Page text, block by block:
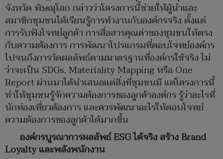
จังหวัด พิษณุโลก กล่าวว่าโครงการนี้ช่วยให้ผู้นำและ
สมาชิกชุมชนได้เรียนรู้การทำงานกับองค์กรจริง ตั้งแต่
การรับฟังโจทย์ลูกค้า การสื่อสารคุณค่าของชุมชนให้ตรง
กับความต้องการ การพัฒนาโปรแกรมที่ตอบโจทย์องค์กร
ไปจนถึงการวัดผลลัพธ์ตามมาตรฐานที่องค์กรใช้จริง ไม่
ว่าจะเป็น SDGs, Materiality Mapping หรือ One
Report ผ่านมาได้นำเสนอแต่สิ่งที่ชุมชนมี แต่โครงการนี้
ทำให้ชุมชนรู้จักความต้องการของลูกค้าองค์กร รู้ว่าอะไรที่
นักท่องเที่ยวต้องการ และควรพัฒนาอะไรให้ตอบโจทย์
ความต้องการของลูกค้าได้มากขึ้น
องค์กรบูรณาการผลลัพธ์ESG ได้จริง สร้าง Brand
Loyalty และพลังพนักงาน